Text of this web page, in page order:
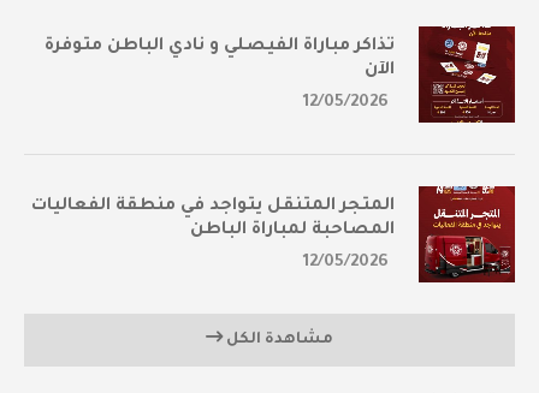
تذاكر مباراة الفيصلي و نادي الباطن متوفرة
الآن
12/05/2026
المتجر المتنقل يتواجد في منطقة الفعاليات
المصاحبة لمباراة الباطن
12/05/2026
مشاهدة الكل